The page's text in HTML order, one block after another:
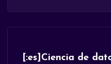
[:es]Ciencia de